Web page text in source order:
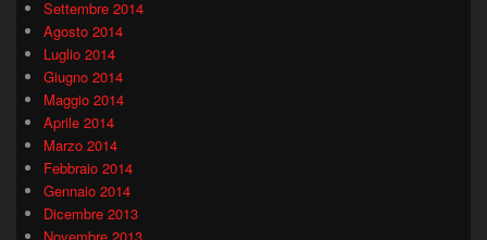
Settembre 2014
Agosto 2014
Luglio 2014
Giugno 2014
Maggio 2014
Aprile 2014
Marzo 2014
Febbraio 2014
Gennaio 2014
Dicembre 2013
Novembre 2013